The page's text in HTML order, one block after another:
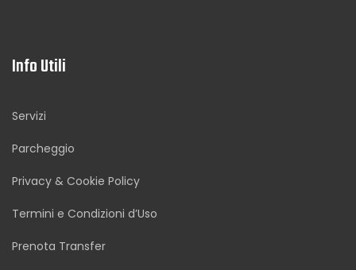
Info Utili
Servizi
Parcheggio
Privacy & Cookie Policy
Termini e Condizioni d’Uso
Prenota Transfer